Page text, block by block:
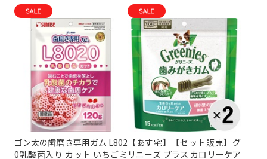
ゴン太の歯磨き専用ガム L802
0乳酸菌入り カット いちごミ
【あす宅】【セット販売】グ
リニーズ プラス カロリーケア